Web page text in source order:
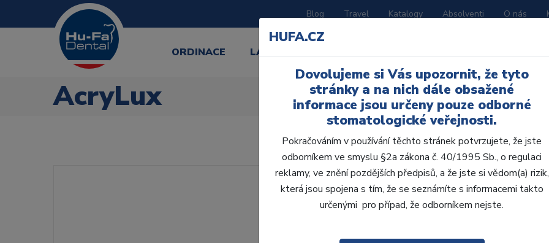
Blog Travel Katalogy Absolventi O nás
ORDINACE LABORATOŘ
AcryLux
AcryLux distální H 8
Kód produktu: 804835
HUFA.CZ
Dovolujeme si Vás upozornit, že tyto
stránky a na nich dále obsažené
informace jsou určeny pouze odborné
stomatologické veřejnosti.
Pokračováním v používání těchto stránek potvrzujete, že jste
odborníkem ve smyslu §2a zákona č. 40/1995 Sb., o regulaci
reklamy, ve znění pozdějších předpisů, a že jste si vědom(a) rizik,
která jsou spojena s tím, že se seznámíte s informacemi takto
určenými pro případ, že odborníkem nejste.